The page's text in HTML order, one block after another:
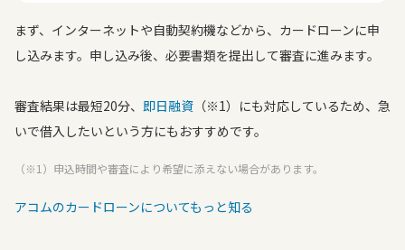
まず、インターネットや自動契約機などから、カードローンに申
し込みます。申し込み後、必要書類を提出して審査に進みます。
審査結果は最短20分、 即日融資 （※1）にも対応しているため、急
いで借入したいという方にもおすすめです。
（※1）申込時間や審査により希望に添えない場合があります。
アコムのカードローンについてもっと知る